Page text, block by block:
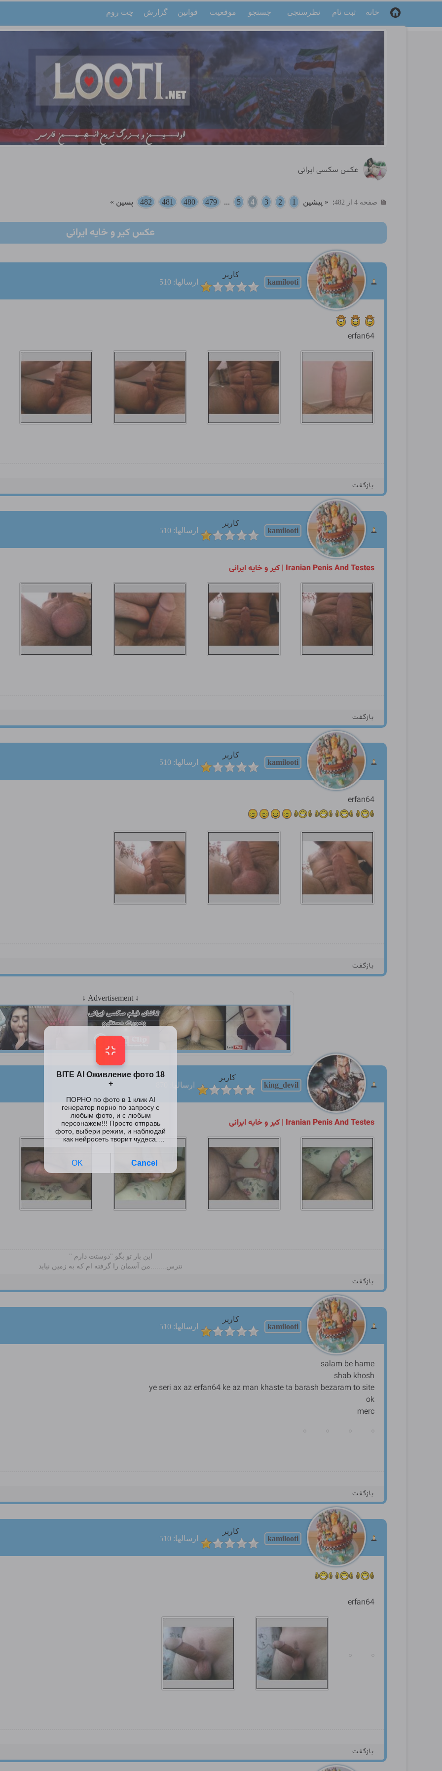
خانه ثبت نام نظرسنجی جستجو موقعیت قوانین گزارش چت روم
عکس سکسی ایرانی
صفحه 4 از 482 : « پیشین 1
2
3
4
5
...
479
480
481
482 پسین »
عکس کیر و خایه ایرانی
kamilooti
کاربر
ارسالها: 510
erfan64
بازگفت
kamilooti
کاربر
ارسالها: 510
Iranian Penis And Testes | کیر و خایه ایرانی
بازگفت
kamilooti
کاربر
ارسالها: 510
erfan64
بازگفت
↓ Advertisement ↓
king_devil
کاربر
ارسالها: 870
Iranian Penis And Testes | کیر و خایه ایرانی
این بار تو بگو "دوستت دارم "
نترس........من آسمان را گرفته ام که به زمین نیاید
بازگفت
kamilooti
کاربر
ارسالها: 510
salam be hame
shab khosh
ye seri ax az erfan64 ke az man khaste ta barash bezaram to site
ok
merc
بازگفت
kamilooti
کاربر
ارسالها: 510
erfan64
بازگفت